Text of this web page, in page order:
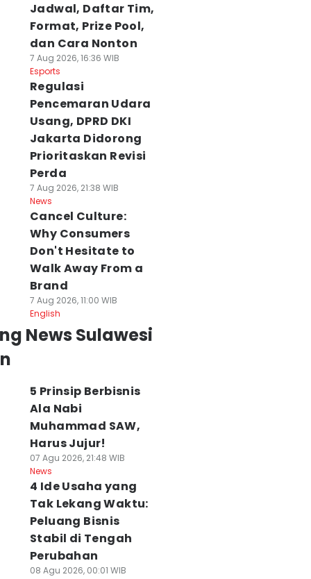
Jadwal, Daftar Tim,
Format, Prize Pool,
dan Cara Nonton
7 Aug 2026, 16:36 WIB
Esports
Regulasi
Pencemaran Udara
Usang, DPRD DKI
Jakarta Didorong
Prioritaskan Revisi
Perda
7 Aug 2026, 21:38 WIB
News
Cancel Culture:
Why Consumers
Don't Hesitate to
Walk Away From a
Brand
7 Aug 2026, 11:00 WIB
English
News Sulawesi
5 Prinsip Berbisnis
Ala Nabi
Muhammad SAW,
Harus Jujur!
07 Agu 2026, 21:48 WIB
News
4 Ide Usaha yang
Tak Lekang Waktu:
Peluang Bisnis
Stabil di Tengah
Perubahan
08 Agu 2026, 00:01 WIB